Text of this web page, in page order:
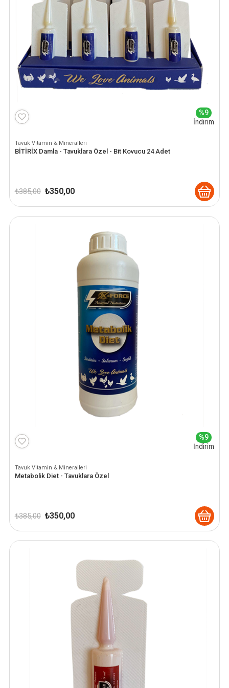
%9
İndirim
Tavuk Vitamin & Mineralleri
BİTİRİX Damla - Tavuklara Özel - Bit Kovucu 24 Adet
₺385,00 Orijinal
₺ 385,00.
₺350,00Şu
fiyat:
₺ 350,00.
%9
İndirim
Tavuk Vitamin & Mineralleri
Metabolik Diet - Tavuklara Özel
₺385,00 Orijinal
₺ 385,00.
₺350,00Şu
fiyat:
₺ 350,00.